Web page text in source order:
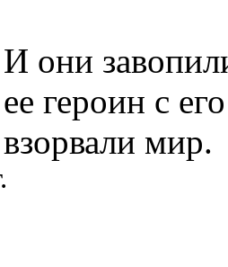
завопили,
с его
мир.